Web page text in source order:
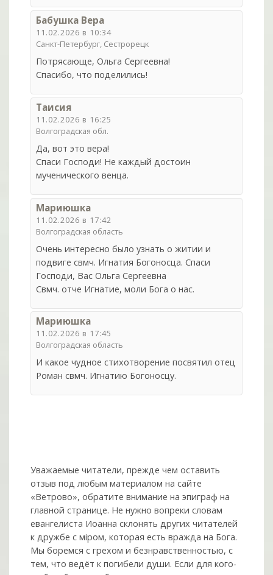
Бабушка Вера
11.02.2026 в 10:34
Санкт-Петербург, Сестрорецк
Потрясающе, Ольга Сергеевна!
Спасибо, что поделились!
Таисия
11.02.2026 в 16:25
Волгоградская обл.
Да, вот это вера!
Спаси Господи! Не каждый достоин
мученического венца.
Мариюшка
11.02.2026 в 17:42
Волгоградская область
Очень интересно было узнать о житии и
подвиге свмч. Игнатия Богоносца. Спаси
Господи, Вас Ольга Сергеевна
Свмч. отче Игнатие, моли Бога о нас.
Мариюшка
11.02.2026 в 17:45
Волгоградская область
И какое чудное стихотворение посвятил отец
Роман свмч. Игнатию Богоносцу.
Уважаемые читатели, прежде чем оставить
отзыв под любым материалом на сайте
«Ветрово», обратите внимание на эпиграф на
главной странице. Не нужно вопреки словам
евангелиста Иоанна склонять других читателей
к дружбе с мiром, которая есть вражда на Бога.
Мы боремся с грехом и без­нрав­ствен­ностью, с
тем, что ведёт к погибели души. Если для кого-